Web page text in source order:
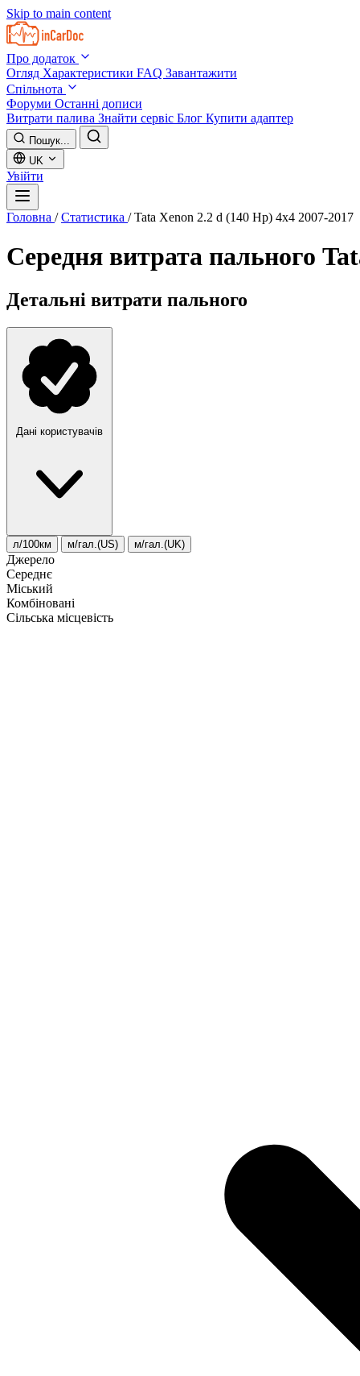
Skip to main content
Про додаток
Огляд Характеристики FAQ Завантажити
Спільнота
Форуми Останні дописи
Витрати палива Знайти сервіс Блог Купити адаптер
Пошук...
UK
Увійти
Головна / Статистика / Tata Xenon 2.2 d (140 Hp) 4x4 2007-2017
Середня витрата пального
Детальні витрати пального
Дані користувачів
л/100км м/гал.(US) м/гал.(UK)
Джерело
Середнє
Міський
Комбіновані
Сільська місцевість